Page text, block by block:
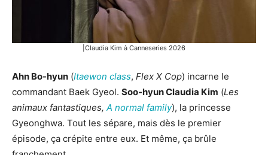
|Claudia Kim à Canneseries 2026
Ahn Bo-hyun (Itaewon class, Flex X Cop) incarne le
commandant Baek Gyeol. Soo-hyun Claudia Kim (Les
animaux fantastiques, A normal family), la princesse
Gyeonghwa. Tout les sépare, mais dès le premier
épisode, ça crépite entre eux. Et même, ça brûle